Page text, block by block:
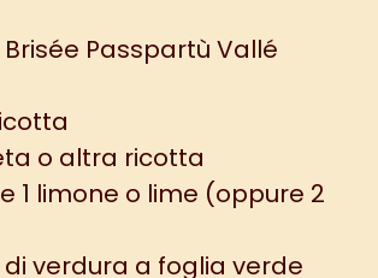
Brisée Passpartù Vallé
o altra ricotta
1 limone o lime (oppure 2
verdura a foglia verde